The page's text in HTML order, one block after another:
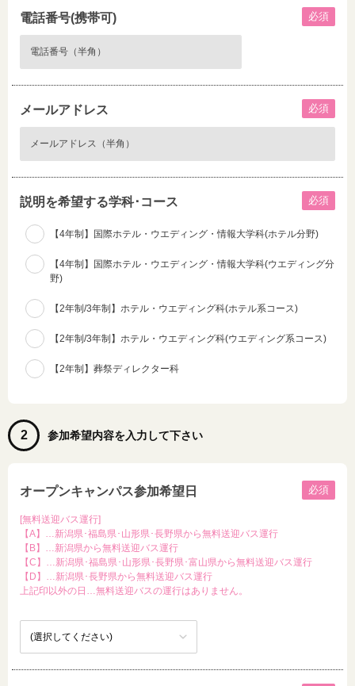
電話番号(携帯可) 必須
メールアドレス 必須
説明を希望する学科･コース 必須
【4年制】国際ホテル・ウエディング・情報大学科(ホテル分野)
【4年制】国際ホテル・ウエディング・情報大学科(ウエディング分
野)
【2年制/3年制】ホテル・ウエディング科(ホテル系コース)
【2年制/3年制】ホテル・ウエディング科(ウエディング系コース)
【2年制】葬祭ディレクター科
2 参加希望内容を入力して下さい
オープンキャンパス参加希望日 必須
[無料送迎バス運行]
【A】…新潟県･福島県･山形県･長野県から無料送迎バス運行
【B】…新潟県から無料送迎バス運行
【C】…新潟県･福島県･山形県･長野県･富山県から無料送迎バス運行
【D】…新潟県･長野県から無料送迎バス運行
上記印以外の日…無料送迎バスの運行はありません。